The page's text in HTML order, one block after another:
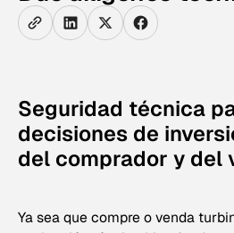
Seguridad técnica
decisiones de
del comprador y del
Ya sea que compre o venda